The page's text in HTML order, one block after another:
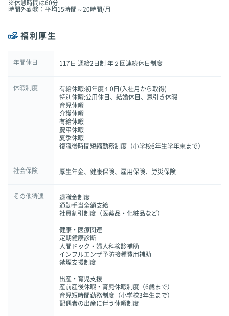
※休憩時間は60分
時間外勤務：平均15時間～20時間/月
福利厚生
年間休日 117日 週給2日制 年２回連続休日制度
休暇制度
有給休暇:初年度１0日(入社月から取得)
特別休暇:公用休日、結婚休日、忌引き休暇
育児休暇
介護休暇
有給休暇
慶弔休暇
夏季休暇
復職後時間短縮勤務制度（小学校6年生学年末まで）
社会保険 厚生年金、健康保険、雇用保険、労災保険
その他待遇
退職金制度
通勤手当全額支給
社員割引制度（医薬品・化粧品など）
健康・医療関連
定期健康診断
人間ドック・婦人科検診補助
インフルエンザ予防接種費用補助
禁煙支援制度
出産・育児支援
産前産後休暇・育児休暇制度（6歳まで）
育児短時間勤務制度（小学校3年生まで）
配偶者の出産に伴う休暇制度